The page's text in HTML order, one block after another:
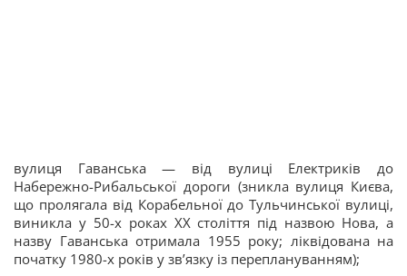
вулиця Гаванська — від вулиці Електриків до
Набережно-Рибальської дороги (зникла вулиця Києва,
що пролягала від Корабельної до Тульчинської вулиці,
виникла у 50-х роках XX століття під назвою Нова, а
назву Гаванська отримала 1955 року; ліквідована на
початку 1980-х років у звʼязку із переплануванням);